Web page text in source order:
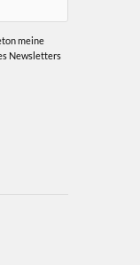
meine
Newsletters